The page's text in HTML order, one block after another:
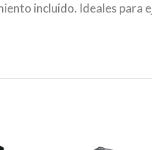
incluido. Ideales para